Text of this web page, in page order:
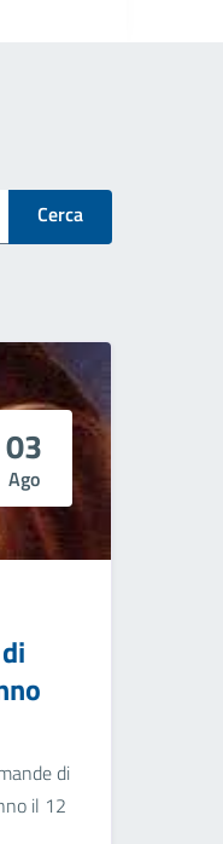
Cerca
03
Ago
di
il 12